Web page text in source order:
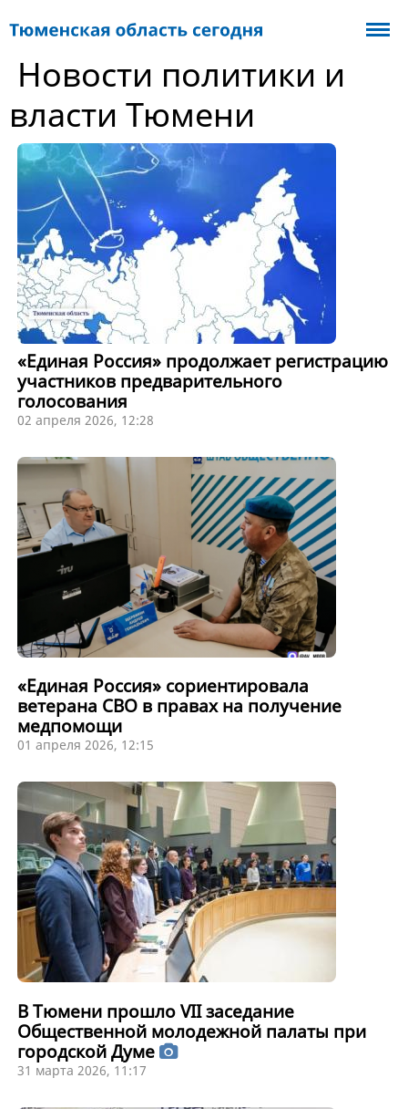
Новости политики и
власти Тюмени
«Единая Россия» продолжает регистрацию
участников предварительного
голосования
02 апреля 2026, 12:28
«Единая Россия» сориентировала
ветерана СВО в правах на получение
медпомощи
01 апреля 2026, 12:15
В Тюмени прошло VII заседание
Общественной молодежной палаты при
городской Думе
31 марта 2026, 11:17